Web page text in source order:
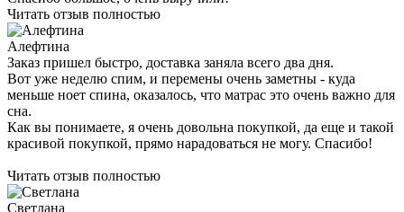
Лариса Николаевна
Стыдно признать, но годы берут свое и на весах уже давно
трехзначное число. Сбросить мне уже никак - гормоны шалят.
Так что после того, как подо мной сломался диван, плюнула
на все и заказала качественную кровать и к ней матрас. Но
найти матрас, который бы имел нагрузку на спальное место
больше 120 килограмм - сложно. Не помню уже кто
посоветовал посмотреть сайт Консула.
Сапфир мне идеально подошел. Спать на нём комфортно. И
нет ощущения, что на полу спишь - матрас высокий и вместе с
кроватью еще выше. Не чета дивану!
Спасибо большое, очень выручили!
Читать отзыв полностью